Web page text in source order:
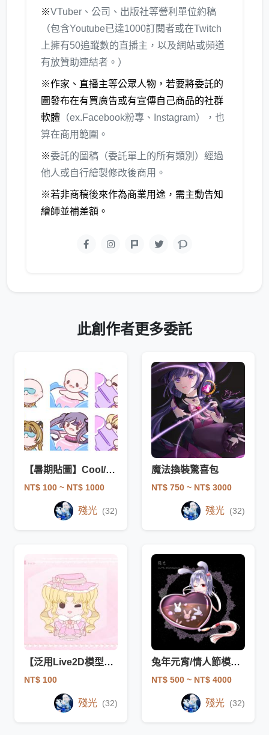
※VTuber、公司、出版社等營利單位約稿
（包含Youtube已達1000訂閱者或在Twitch
上擁有50追蹤數的直播主，以及網站或頻道
有放贊助連結者。）
※作家、直播主等公眾人物，若要將委託的
圖發布在有買廣告或有宣傳自己商品的社群
軟體 （ex.Facebook粉專、Instagram），也
算在商用範圍。
※委託的圖稿（委託單上的所有類別）經過
他人或自行繪製修改後商用。
※若非商稿後來作為商業用途，需主動告知
繪師並補差額。
此創作者更多委託
【暑期貼圖】Cool/泳圈/冰棒
NT$ 100 ~ NT$ 1000
殘光 (32)
魔法換裝驚喜包
NT$ 750 ~ NT$ 3000
殘光 (32)
【泛用Live2D模型】櫻花和洋折衷Q版V皮（已建模）
NT$ 100
殘光 (32)
兔年元宵/情人節模板（單or雙人）
NT$ 500 ~ NT$ 4000
殘光 (32)